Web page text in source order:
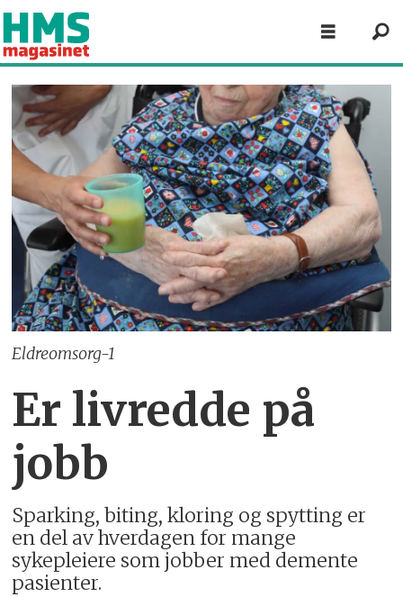
Eldreomsorg-1
Er livredde på
jobb
Sparking, biting, kloring og spytting er
en del av hverdagen for mange
sykepleiere som jobber med demente
pasienter.